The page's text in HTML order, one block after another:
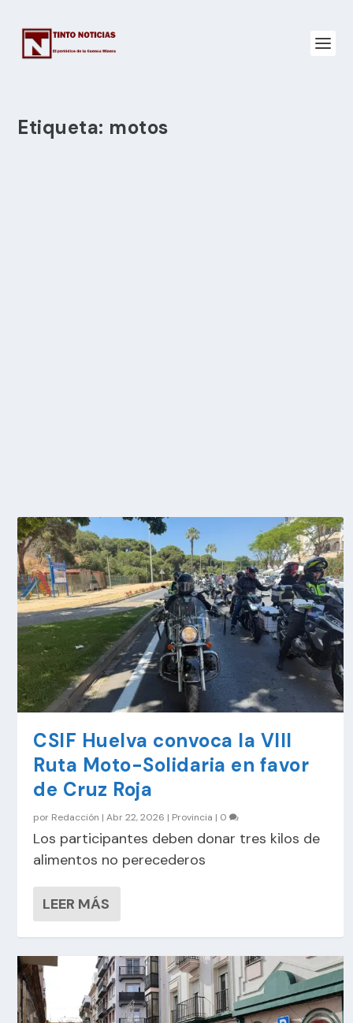
Etiqueta: motos
CSIF Huelva convoca la VIII
Ruta Moto-Solidaria en favor
de Cruz Roja
por Redacción |Abr 22, 2026 | Provincia | 0
Los participantes deben donar tres kilos de
alimentos no perecederos
LEER MÁS